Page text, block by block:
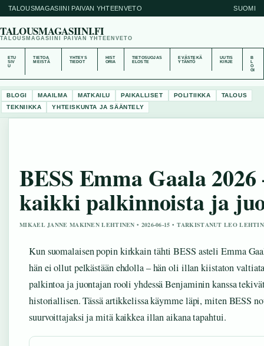
TALOUSMAGASIINI PAIVAN YHTEENVETO SUOMI
TALOUSMAGASIINI.FI
TALOUSMAGASIINI PAIVAN YHTEENVETO
ETU
SIV
U
TIETOA
MEISTÄ
YHTEYS
TIEDOT
HIST
ORIA
TIETOSUOJAS
ELOSTE
EVÄSTEKÄ
YTÄNTÖ
UUTIS
KIRJE
B
O
GI
BLOGI MAAILMA MATKAILU PAIKALLISET POLITIIKKA
TALOUS
TEKNIIKKA
YHTEISKUNTA JA SÄÄNTELY
BESS Emma Gaala 2026
kaikki palkinnoista ja
MIKAEL JANNE MAKINEN LEHTINEN • 2026-06-15 • TARKISTANUT LEO
Kun suomalaisen popin kirkkain tähti BESS asteli Emma
hän ei ollut pelkästään ehdolla – hän oli illan kiistaton
palkintoa ja juontajan rooli yhdessä Benjaminin kanssa
historiallisen. Tässä artikkelissa käymme läpi, miten BESS
suurvoittajaksi ja mitä kaikkea illan aikana tapahtui.